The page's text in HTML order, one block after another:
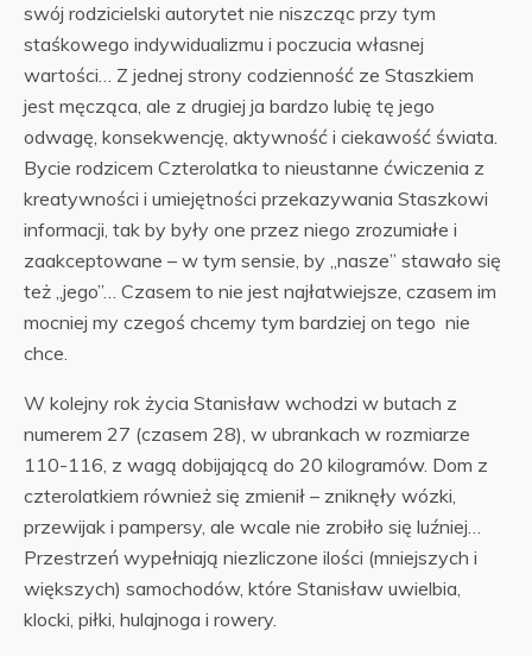
swój rodzicielski autorytet nie niszcząc przy tym
staśkowego indywidualizmu i poczucia własnej
wartości… Z jednej strony codzienność ze Staszkiem
jest męcząca, ale z drugiej ja bardzo lubię tę jego
odwagę, konsekwencję, aktywność i ciekawość świata.
Bycie rodzicem Czterolatka to nieustanne ćwiczenia z
kreatywności i umiejętności przekazywania Staszkowi
informacji, tak by były one przez niego zrozumiałe i
zaakceptowane – w tym sensie, by „nasze” stawało się
też „jego”… Czasem to nie jest najłatwiejsze, czasem im
mocniej my czegoś chcemy tym bardziej on tego nie
chce.
W kolejny rok życia Stanisław wchodzi w butach z
numerem 27 (czasem 28), w ubrankach w rozmiarze
110-116, z wagą dobijającą do 20 kilogramów. Dom z
czterolatkiem również się zmienił – zniknęły wózki,
przewijak i pampersy, ale wcale nie zrobiło się luźniej…
Przestrzeń wypełniają niezliczone ilości (mniejszych i
większych) samochodów, które Stanisław uwielbia,
klocki, piłki, hulajnoga i rowery.